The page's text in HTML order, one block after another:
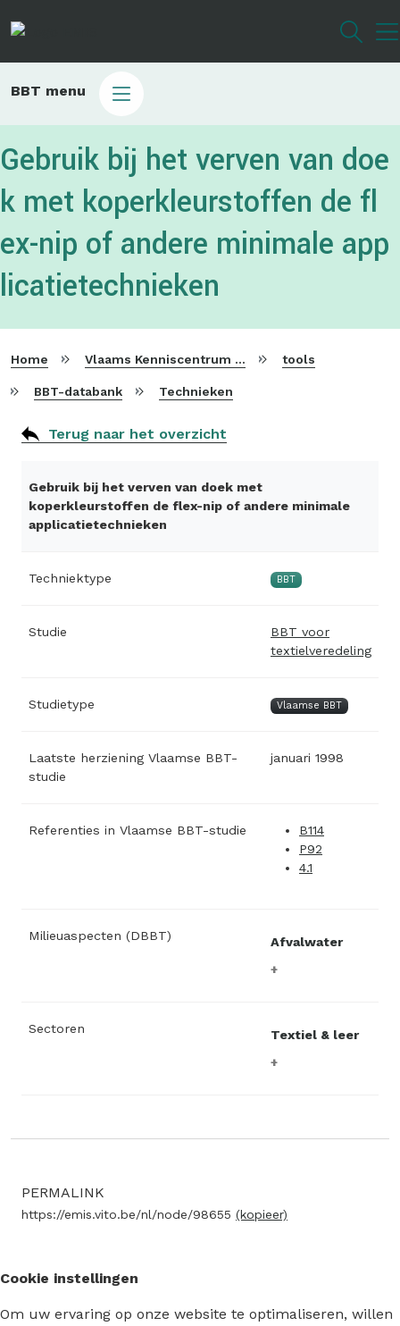
gaan
Main
BBT menu
Gebruik bij het verven van doe
k met koperkleurstoffen de fl
ex-nip of andere minimale app
licatietechnieken
Home Vlaams Kenniscentrum voor Beste Beschikbare Technieken tools
BBT-databank Technieken
Terug naar het overzicht
Gebruik bij het verven van doek met
koperkleurstoffen de flex-nip of andere minimale
applicatietechnieken
Techniektype BBT
Studie
BBT voor
textielveredeling
Studietype Vlaamse BBT
Laatste herziening Vlaamse BBT-
studie
januari 1998
Referenties in Vlaamse BBT-studie
B114
P92
4.1
Milieuaspecten (DBBT) Afvalwater
Sectoren Textiel & leer
PERMALINK
https://emis.vito.be/nl/node/98655 (kopieer)
Cookie instellingen
Om uw ervaring op onze website te optimaliseren, willen